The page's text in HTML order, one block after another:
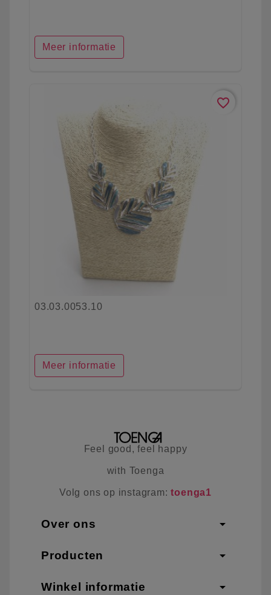
Meer informatie
favorite_border
03.03.0053.10
Meer informatie
Feel good, feel happy
with Toenga
Volg ons op instagram:toenga1
Over ons arrow_drop_down
Producten arrow_drop_down
Winkel informatie arrow_drop_down